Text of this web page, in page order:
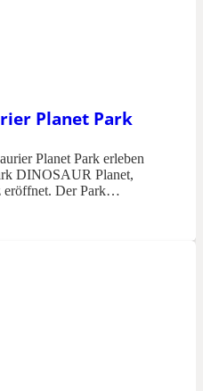
Planet Park
Planet Park erleben
DINOSAUR Planet,
eröffnet. Der Park…